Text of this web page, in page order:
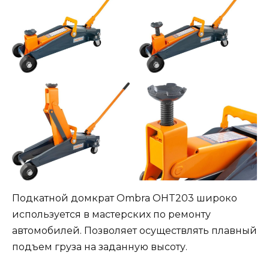
Подкатной домкрат Ombra OHT203 широко
используется в мастерских по ремонту
автомобилей. Позволяет осуществлять плавный
подъем груза на заданную высоту.